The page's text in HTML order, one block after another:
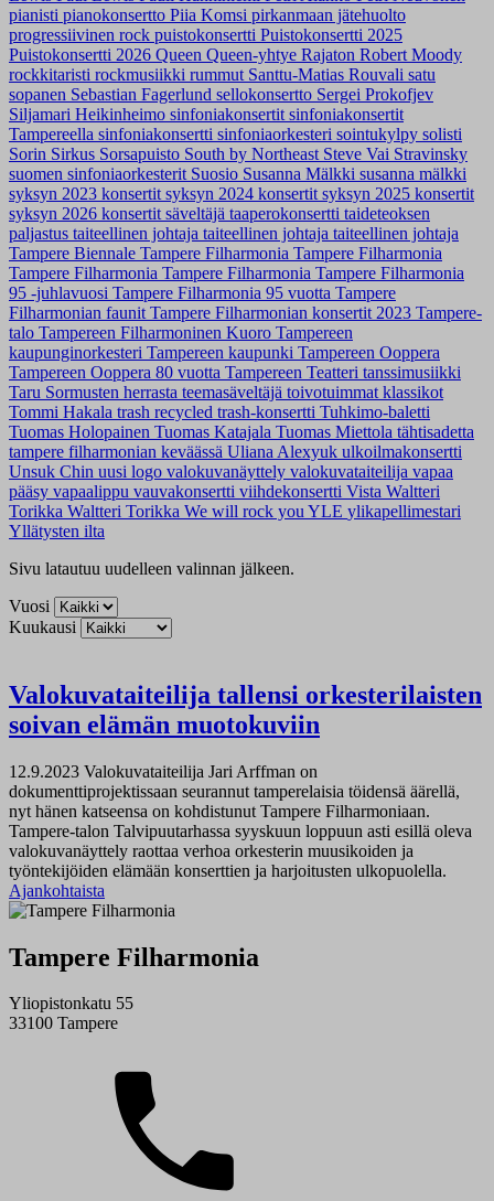
pianisti pianokonsertto Piia Komsi pirkanmaan jätehuolto
progressiivinen rock puistokonsertti Puistokonsertti 2025
Puistokonsertti 2026 Queen Queen-yhtye Rajaton Robert Moody
rockkitaristi rockmusiikki rummut Santtu-Matias Rouvali satu
sopanen Sebastian Fagerlund sellokonsertto Sergei Prokofjev
Siljamari Heikinheimo sinfoniakonsertit sinfoniakonsertit
Tampereella sinfoniakonsertti sinfoniaorkesteri sointukylpy solisti
Sorin Sirkus Sorsapuisto South by Northeast Steve Vai Stravinsky
suomen sinfoniaorkesterit Suosio Susanna Mälkki susanna mälkki
syksyn 2023 konsertit syksyn 2024 konsertit syksyn 2025 konsertit
syksyn 2026 konsertit säveltäjä taaperokonsertti taideteoksen
paljastus taiteellinen johtaja taiteellinen johtaja taiteellinen johtaja
Tampere Biennale Tampere Filharmonia Tampere Filharmonia
Tampere Filharmonia Tampere Filharmonia Tampere Filharmonia
95 -juhlavuosi Tampere Filharmonia 95 vuotta Tampere
Filharmonian faunit Tampere Filharmonian konsertit 2023 Tampere-
talo Tampereen Filharmoninen Kuoro Tampereen
kaupunginorkesteri Tampereen kaupunki Tampereen Ooppera
Tampereen Ooppera 80 vuotta Tampereen Teatteri tanssimusiikki
Taru Sormusten herrasta teemasäveltäjä toivotuimmat klassikot
Tommi Hakala trash recycled trash-konsertti Tuhkimo-baletti
Tuomas Holopainen Tuomas Katajala Tuomas Miettola tähtisadetta
tampere filharmonian keväässä Uliana Alexyuk ulkoilmakonsertti
Unsuk Chin uusi logo valokuvanäyttely valokuvataiteilija vapaa
pääsy vapaalippu vauvakonsertti viihdekonsertti Vista Waltteri
Torikka Waltteri Torikka We will rock you YLE ylikapellimestari
Yllätysten ilta
Sivu latautuu uudelleen valinnan jälkeen.
Vuosi
Kuukausi
Valokuvataiteilija tallensi orkesterilaisten
soivan elämän muotokuviin
12.9.2023 Valokuvataiteilija Jari Arffman on
dokumenttiprojektissaan seurannut tamperelaisia töidensä äärellä,
nyt hänen katseensa on kohdistunut Tampere Filharmoniaan.
Tampere-talon Talvipuutarhassa syyskuun loppuun asti esillä oleva
valokuvanäyttely raottaa verhoa orkesterin muusikoiden ja
työntekijöiden elämään konserttien ja harjoitusten ulkopuolella.
Ajankohtaista
Tampere Filharmonia
Yliopistonkatu 55
33100 Tampere